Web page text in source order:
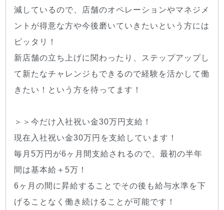
減しているので、店舗のオペレーションやマネジメ
ントが得意な方や今後磨いていきたいという方には
ピッタリ！
新店舗の立ち上げに関わったり、ステップアップし
て新たなチャレンジもできるので経験を活かして働
きたい！という方を待ってます！
＞＞今だけ入社祝い金30万円支給！
現在入社祝い金30万円を支給しています！
毎月5万円が6ヶ月間支給されるので、最初の半年
間は基本給＋5万！
6ヶ月の間に昇給することでその後も給与水準を下
げることなく働き続けることが可能です！